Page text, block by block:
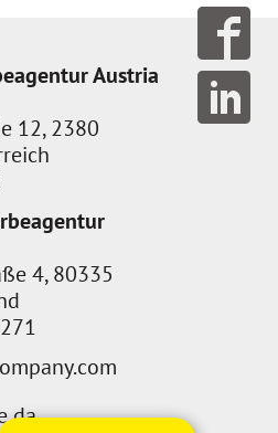
Austria
12, 2380
4, 80335
da